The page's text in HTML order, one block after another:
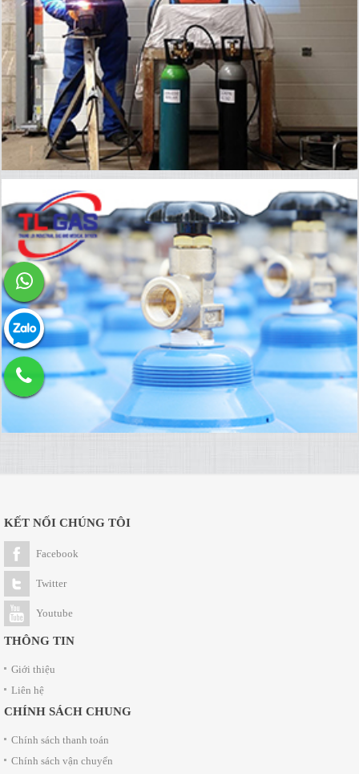
KẾT NỐI CHÚNG TÔI
Facebook
Twitter
Youtube
THÔNG TIN
Giới thiệu
Liên hệ
CHÍNH SÁCH CHUNG
Chính sách thanh toán
Chính sách vận chuyển